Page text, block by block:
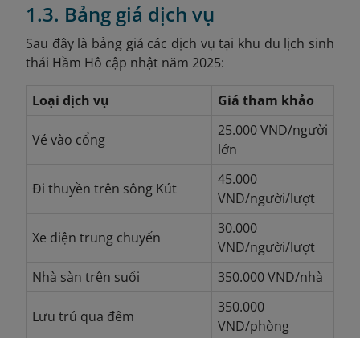
1.3. Bảng giá dịch vụ
Sau đây là bảng giá các dịch vụ tại khu du lịch sinh
thái Hầm Hô cập nhật năm 2025:
Loại dịch vụ Giá tham khảo
Vé vào cổng
25.000 VND/người
lớn
Đi thuyền trên sông Kút
45.000
VND/người/lượt
Xe điện trung chuyến
30.000
VND/người/lượt
Nhà sàn trên suối
350.000 VND/nhà
Lưu trú qua đêm
350.000
VND/phòng